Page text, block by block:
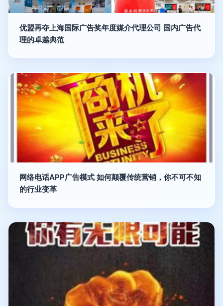
优盟再夺上海国际广告奖年度媒介代理公司 国内广告代
理的卓越典范
网络电话APP广告模式 如何颠覆传统营销，你不可不知
的行业变革